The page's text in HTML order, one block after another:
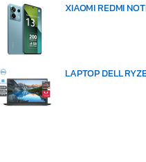
XIAOMI REDMI
LAPTOP DELL